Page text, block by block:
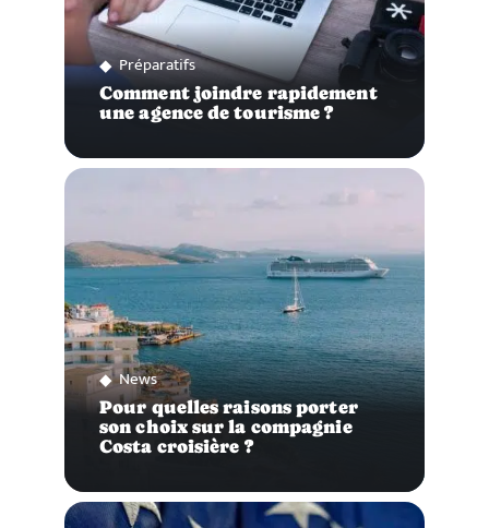
Préparatifs
Comment joindre rapidement
une agence de tourisme ?
News
Pour quelles raisons porter
son choix sur la compagnie
Costa croisière ?